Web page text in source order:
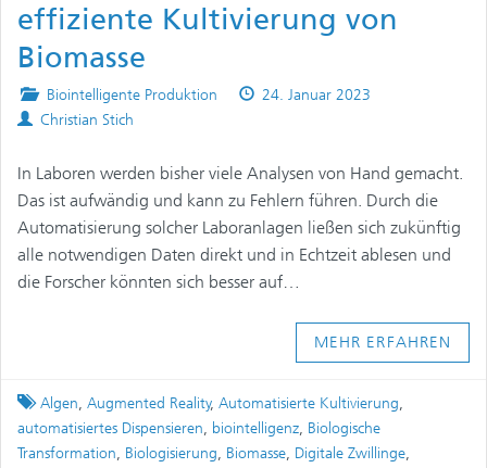
effiziente Kultivierung von
Biomasse
Posted
in
Biointelligente Produktion
Published
24. Januar 2023
Authors
Christian Stich
In Laboren werden bisher viele Analysen von Hand gemacht.
Das ist aufwändig und kann zu Fehlern führen. Durch die
Automatisierung solcher Laboranlagen ließen sich zukünftig
alle notwendigen Daten direkt und in Echtzeit ablesen und
die Forscher könnten sich besser auf…
MEHR ERFAHREN
Tagged
Algen, Augmented Reality, Automatisierte Kultivierung,
automatisiertes Dispensieren, biointelligenz, Biologische
Transformation, Biologisierung, Biomasse, Digitale Zwillinge,